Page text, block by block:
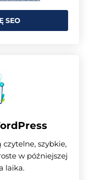
SEO
czytelne, szybkie,
w późniejszej
laika.